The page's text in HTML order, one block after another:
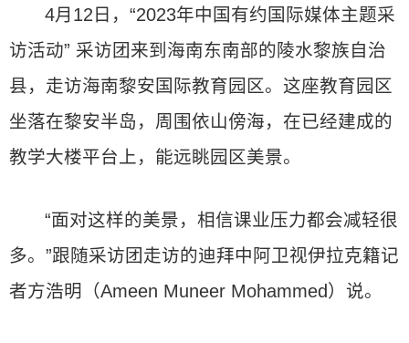
4月12日，“2023年中国有约国际媒体主题采
访活动” 采访团来到海南东南部的陵水黎族自治
县，走访海南黎安国际教育园区。这座教育园区
坐落在黎安半岛，周围依山傍海，在已经建成的
教学大楼平台上，能远眺园区美景。
“面对这样的美景，相信课业压力都会减轻很
多。”跟随采访团走访的迪拜中阿卫视伊拉克籍记
者方浩明（Ameen Muneer Mohammed）说。